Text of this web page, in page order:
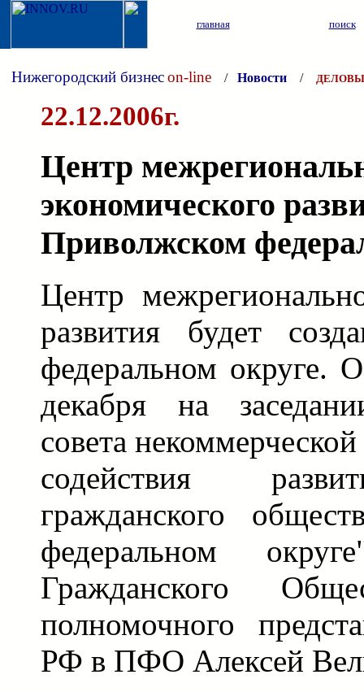
главная поиск
Нижегородский бизнесon-line / Новости /
22.12.2006г.
Центр
экономического
Приволжском
Центр
развития будет
федеральном округе.
декабря на
совета
содействия
гражданского
федеральном
Гражданского
полномочного
РФ в ПФО Алексей